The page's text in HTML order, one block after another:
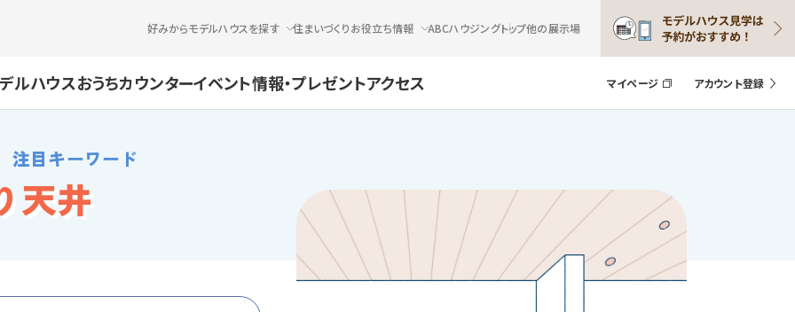
好みからモデルハウスを探す 住まいづくりお役立ち情報 ABCハウジングトップ他の展示場
ルハウスおうちカウンターイベント情報・プレゼントアクセス マイページ アカウント登録
目キーワード
天井